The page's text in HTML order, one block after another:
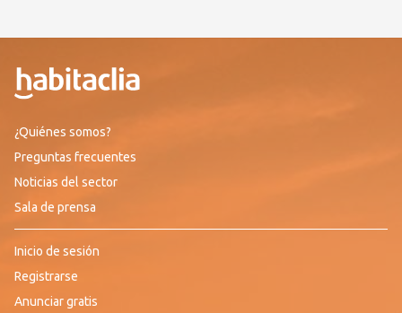
¿Quiénes somos?
Preguntas frecuentes
Noticias del sector
Sala de prensa
Inicio de sesión
Registrarse
Anunciar gratis